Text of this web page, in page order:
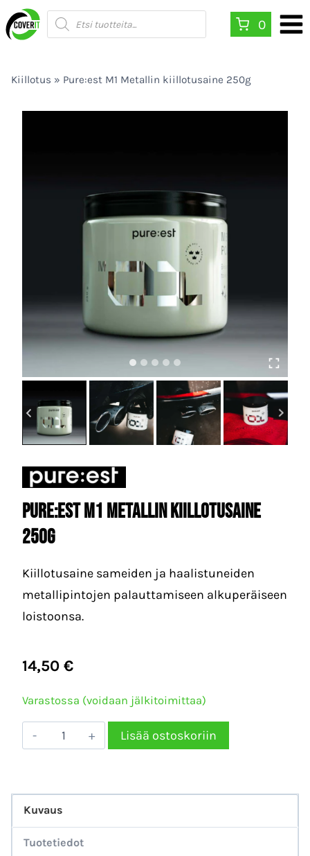
Siirry
sisältöön
Products
search
0
Kiillotus » Pure:est M1 Metallin kiillotusaine 250g
Pure:est M1 Metallin kiillotusaine
250g
Kiillotusaine sameiden ja haalistuneiden
metallipintojen palauttamiseen alkuperäiseen
loistoonsa.
14,50 €
Varastossa (voidaan jälkitoimittaa)
Pure:est
M1
kiillotusaine
250g
määrä
Lisää ostoskoriin
Kuvaus
Tuotetiedot